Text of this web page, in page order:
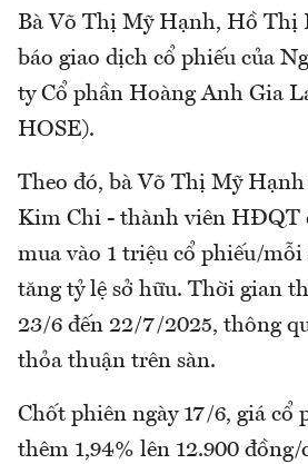
Bà Võ Thị Mỹ Hạnh, Hồ Thị
báo giao dịch cổ phiếu của
ty Cổ phần Hoàng Anh Gia
HOSE).
Theo đó, bà Võ Thị Mỹ
Kim Chi - thành viên HĐQT
mua vào 1 triệu cổ phiếu/
tăng tỷ lệ sở hữu. Thời gian
23/6 đến 22/7/2025, thông
thỏa thuận trên sàn.
Chốt phiên ngày 17/6, giá cổ
thêm 1,94% lên 12.900